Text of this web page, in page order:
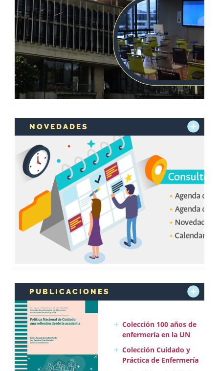
NOVEDADES
PUBLICACIONES
Colección 100 años de
enfermería en la UN
Colección Cuidado y
Práctica de Enfermería